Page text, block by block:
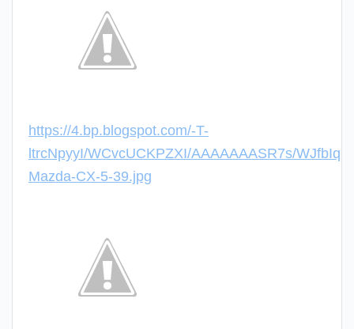
https://4.bp.blogspot.com/-T-
ltrcNpyyI/WCvcUCKPZXI/AAAAAAASR7s/
Mazda-CX-5-39.jpg